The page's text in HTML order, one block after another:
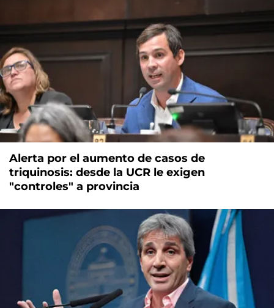
Alerta por el aumento de casos de
triquinosis: desde la UCR le exigen
"controles" a provincia